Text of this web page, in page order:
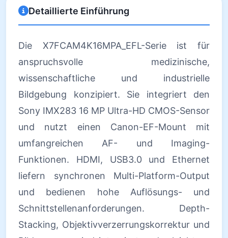
Detaillierte Einführung
Die X7FCAM4K16MPA_EFL-Serie ist für
anspruchsvolle medizinische,
wissenschaftliche und industrielle
Bildgebung konzipiert. Sie integriert den
Sony IMX283 16 MP Ultra-HD CMOS-Sensor
und nutzt einen Canon-EF-Mount mit
umfangreichen AF- und Imaging-
Funktionen. HDMI, USB3.0 und Ethernet
liefern synchronen Multi-Platform-Output
und bedienen hohe Auflösungs- und
Schnittstellenanforderungen. Depth-
Stacking, Objektivverzerrungskorrektur und